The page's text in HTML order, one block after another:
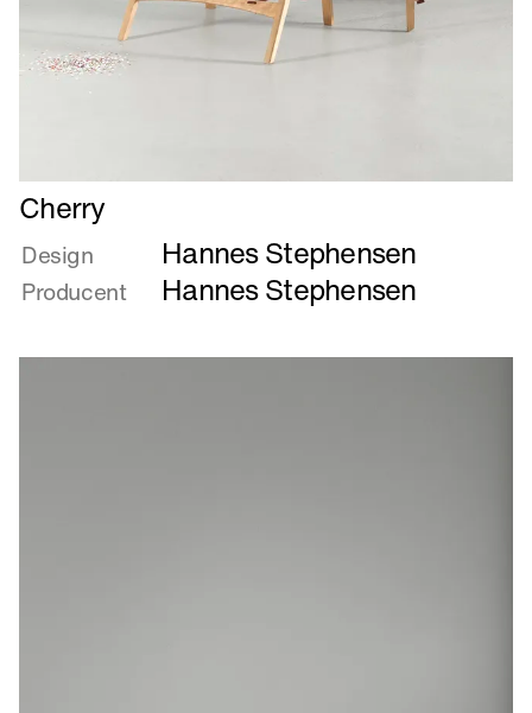
Læs
mere
om
Cherry
Cherry
Design Hannes Stephensen
Producent Hannes Stephensen